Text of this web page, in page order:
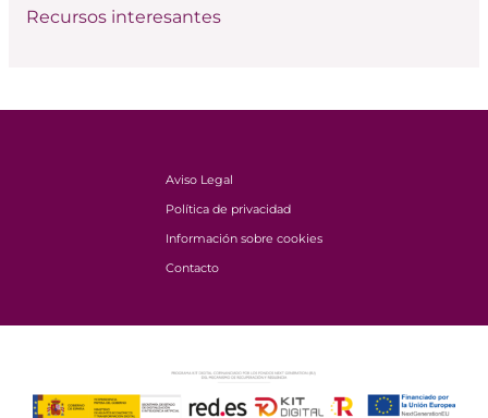
Recursos interesantes
Aviso Legal
Política de privacidad
Información sobre cookies
Contacto